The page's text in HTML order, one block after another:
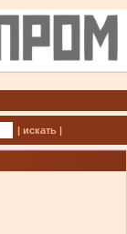
| искать |